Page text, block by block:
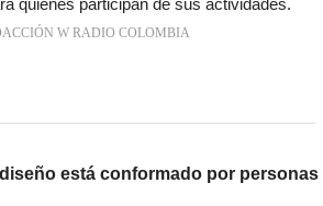
quienes participan de sus actividades.
W RADIO COLOMBIA
está conformado por personas